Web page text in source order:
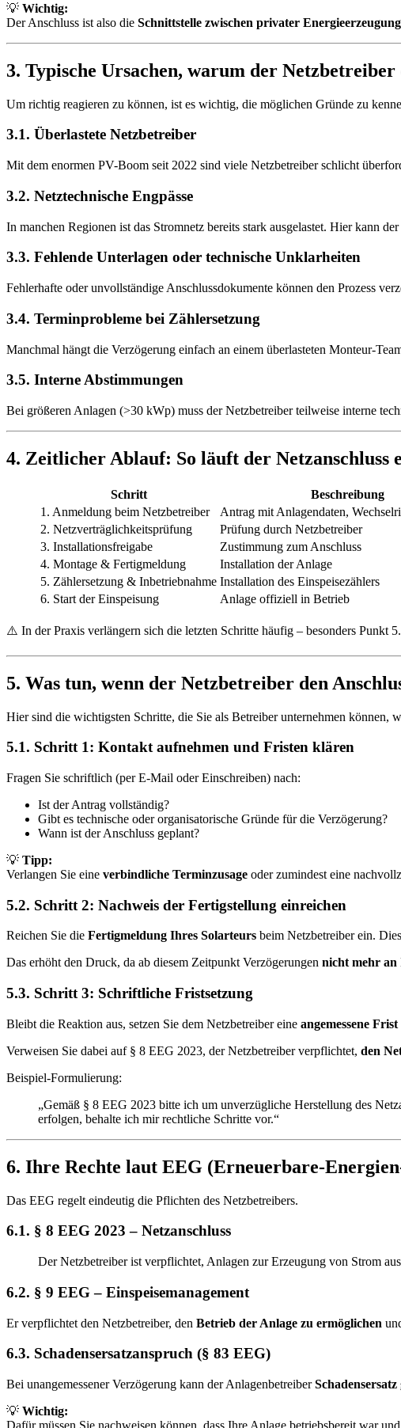
💡 Wichtig:
Der Anschluss ist also die Schnittstelle zwischen privater
3. Typische Ursachen, warum der Netzbetreiber
Um richtig reagieren zu können, ist es wichtig, die möglichen Gründe zu
3.1. Überlastete Netzbetreiber
Mit dem enormen PV-Boom seit 2022 sind viele Netzbetreiber schlicht
3.2. Netztechnische Engpässe
In manchen Regionen ist das Stromnetz bereits stark ausgelastet. Hier kann
3.3. Fehlende Unterlagen oder technische Unklarheiten
Fehlerhafte oder unvollständige Anschlussdokumente können den Prozess
3.4. Terminprobleme bei Zählersetzung
Manchmal hängt die Verzögerung einfach an einem überlasteten Monteur-
3.5. Interne Abstimmungen
Bei größeren Anlagen (>30 kWp) muss der Netzbetreiber teilweise interne
4. Zeitlicher Ablauf: So läuft der Netzanschluss
Schritt Beschreibung
1. Anmeldung beim Netzbetreiber
Antrag mit Anlagendaten,
2. Netzverträglichkeitsprüfung
Prüfung durch Netzbetreiber
3. Installationsfreigabe
Zustimmung zum Anschluss
4. Montage & Fertigmeldung
Installation der Anlage
5. Zählersetzung & Inbetriebnahme Installation des Einspeisezählers
6. Start der Einspeisung
Anlage offiziell in Betrieb
⚠️ In der Praxis verlängern sich die letzten Schritte häufig – besonders Punkt 5.
5. Was tun, wenn der Netzbetreiber den
Hier sind die wichtigsten Schritte, die Sie als Betreiber unternehmen können,
5.1. Schritt 1: Kontakt aufnehmen und Fristen klären
Fragen Sie schriftlich (per E-Mail oder Einschreiben) nach:
Ist der Antrag vollständig?
Gibt es technische oder organisatorische Gründe für die Verzögerung?
Wann ist der Anschluss geplant?
💡 Tipp:
Verlangen Sie eine verbindliche Terminzusage oder zumindest eine
5.2. Schritt 2: Nachweis der Fertigstellung einreichen
Reichen Sie die Fertigmeldung Ihres Solarteurs beim Netzbetreiber ein.
Das erhöht den Druck, da ab diesem Zeitpunkt Verzögerungen nicht mehr an
5.3. Schritt 3: Schriftliche Fristsetzung
Bleibt die Reaktion aus, setzen Sie dem Netzbetreiber eine angemessene
Verweisen Sie dabei auf § 8 EEG 2023, der Netzbetreiber verpflichtet, den
Beispiel-Formulierung:
„Gemäß § 8 EEG 2023 bitte ich um unverzügliche Herstellung des
erfolgen, behalte ich mir rechtliche Schritte vor.“
6. Ihre Rechte laut EEG (Erneuerbare-
Das EEG regelt eindeutig die Pflichten des Netzbetreibers.
6.1. § 8 EEG 2023 – Netzanschluss
Der Netzbetreiber ist verpflichtet, Anlagen zur Erzeugung von Strom
6.2. § 9 EEG – Einspeisemanagement
Er verpflichtet den Netzbetreiber, den Betrieb der Anlage zu ermöglichen
6.3. Schadensersatzanspruch (§ 83 EEG)
Bei unangemessener Verzögerung kann der Anlagenbetreiber
💡 Wichtig:
Dafür müssen Sie nachweisen können, dass Ihre Anlage betriebsbereit war